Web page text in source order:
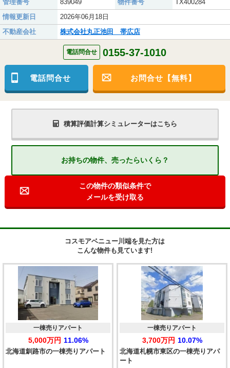
管理番号 839049 物件番号
TX400284
情報更新日
2026年06月18日
不動産会社
株式会社丸正池田 帯広店
電話問合せ 0155-37-1010
電話問合せ お問合せ【無料】
積算評価計算シミュレーターはこちら
お持ちの物件、売ったらいくら？
この物件の類似条件で
メールを受け取る
コスモアベニュー川端を見た方は
こんな物件も見ています!
北海道釧路市の一棟売りアパート
一棟売りアパート
5,000万円 11.06%
北海道札幌市東区の一棟売りアパ
ート
一棟売りアパート
3,700万円 10.07%